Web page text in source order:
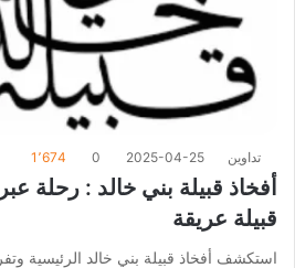
تداوين 2025-04-25
0 1٬674
أفخاذ قبيلة بني خالد : رحلة
قبيلة عريقة
استكشف أفخاذ قبيلة بني خالد الرئيسية